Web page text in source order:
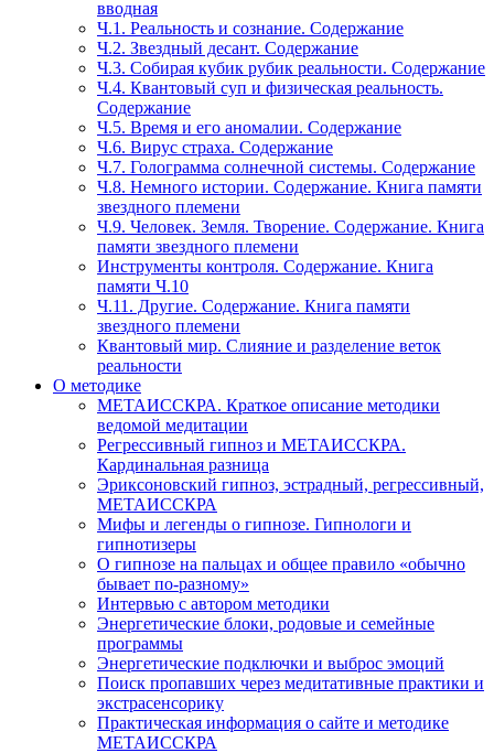
вводная
Ч.1. Реальность и сознание. Содержание
Ч.2. Звездный десант. Содержание
Ч.3. Собирая кубик рубик реальности. Содержание
Ч.4. Квантовый суп и физическая реальность.
Содержание
Ч.5. Время и его аномалии. Содержание
Ч.6. Вирус страха. Содержание
Ч.7. Голограмма солнечной системы. Содержание
Ч.8. Немного истории. Содержание. Книга памяти
звездного племени
Ч.9. Человек. Земля. Творение. Содержание. Книга
памяти звездного племени
Инструменты контроля. Содержание. Книга
памяти Ч.10
Ч.11. Другие. Содержание. Книга памяти
звездного племени
Квантовый мир. Слияние и разделение веток
реальности
О методике
МЕТАИССКРА. Краткое описание методики
ведомой медитации
Регрессивный гипноз и МЕТАИССКРА.
Кардинальная разница
Эриксоновский гипноз, эстрадный, регрессивный,
МЕТАИССКРА
Мифы и легенды о гипнозе. Гипнологи и
гипнотизеры
О гипнозе на пальцах и общее правило «обычно
бывает по-разному»
Интервью с автором методики
Энергетические блоки, родовые и семейные
программы
Энергетические подключки и выброс эмоций
Поиск пропавших через медитативные практики и
экстрасенсорику
Практическая информация о сайте и методике
МЕТАИССКРА